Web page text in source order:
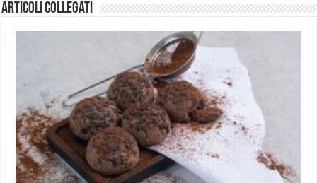
Articoli collegati